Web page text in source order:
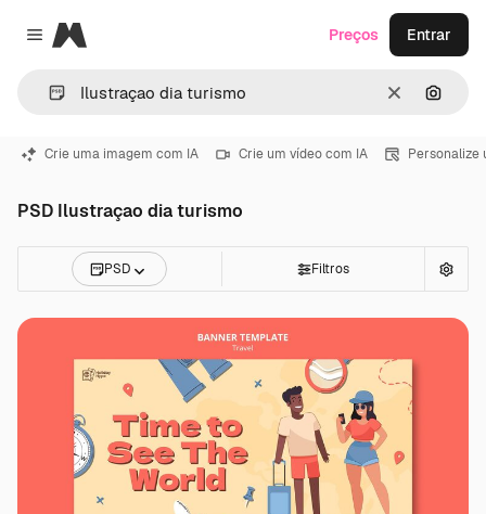
Close menu
Magnific
Limpar
Preços Entrar
Crie uma imagem com IA Crie um vídeo com IA Personalize
PSD Ilustraçao dia turismo
PSD Filtros